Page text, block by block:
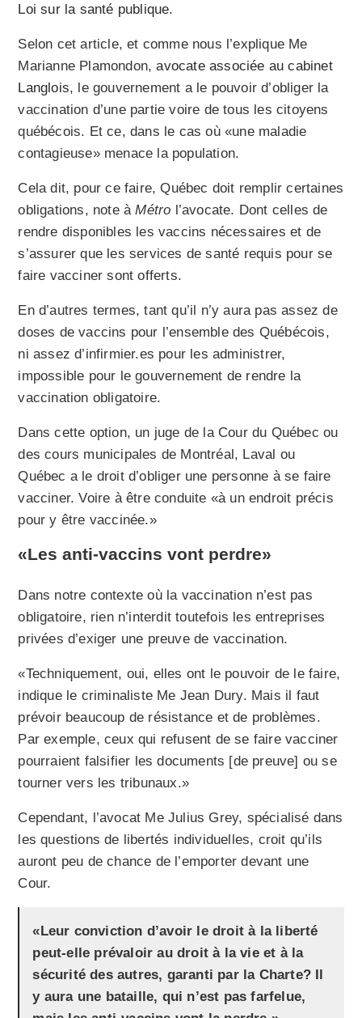
Loi sur la santé publique.
Selon cet article, et comme nous l’explique Me
Marianne Plamondon,avocate associée au cabinet
Langlois, le gouvernement a le pouvoir d’obliger la
vaccination d’une partie voire de tous les citoyens
québécois. Et ce, dans le cas où «une maladie
contagieuse» menace la population.
Cela dit, pour ce faire, Québec doit remplir certaines
obligations, note à Métro l’avocate. Dont celles de
rendre disponibles les vaccins nécessaires et de
s’assurer que les services de santé requis pour se
faire vacciner sont offerts.
En d’autres termes, tant qu’il n’y aura pas assez de
doses de vaccins pour l’ensemble des Québécois,
ni assez d’infirmier.es pour les administrer,
impossible pour le gouvernement de rendre la
vaccination obligatoire.
Dans cette option, un juge de la Cour du Québec ou
des cours municipales de Montréal, Laval ou
Québec a le droit d’obliger une personne à se faire
vacciner. Voire à êtreconduite «à un endroit précis
pour y être vaccinée.»
«Les anti-vaccins vont perdre»
Dans notre contexte où la vaccination n’est pas
obligatoire, rien n’interdit toutefois les entreprises
privées d’exiger une preuve de vaccination.
«Techniquement, oui, elles ont le pouvoir de le faire,
indique le criminaliste Me Jean Dury. Mais il faut
prévoir beaucoup de résistance et de problèmes.
Par exemple, ceux qui refusent de se faire vacciner
pourraient falsifier les documents [de preuve] ou se
tourner vers les tribunaux.»
Cependant, l’avocat Me Julius Grey, spécialisé dans
les questions de libertés individuelles, croit qu’ils
auront peu de chance de l’emporter devant une
Cour.
«Leur conviction d’avoir le droit à la liberté
peut-elle prévaloir au droit à la vie et à la
sécurité des autres, garanti par la Charte? Il
y aura une bataille, qui n’est pas farfelue,